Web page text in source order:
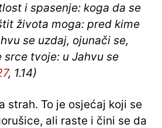
i spasenje: koga da se
života moga: pred kime
se uzdaj, ojunači se,
tvoje: u Jahvu se
, 1.14)
strah. To je osjećaj koji se
ali raste i čini se da